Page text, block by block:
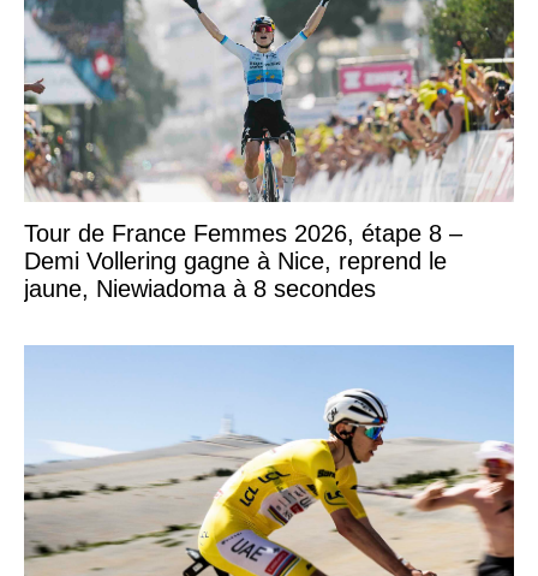
Tour de France Femmes 2026, étape 8 –
Demi Vollering gagne à Nice, reprend le
jaune, Niewiadoma à 8 secondes